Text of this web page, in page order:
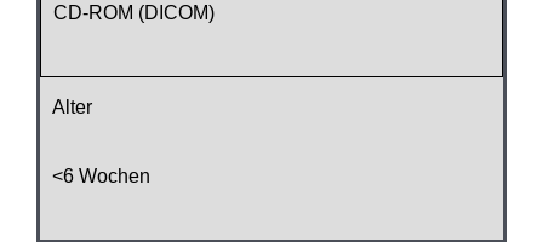
CD-ROM (DICOM)
Alter
<6 Wochen